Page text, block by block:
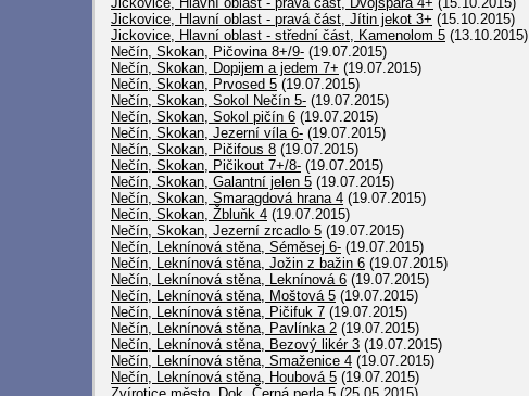
Jickovice, Hlavní oblast - pravá část, Jítin jekot 3+ (15.10.2015)
Jickovice, Hlavní oblast - střední část, Kamenolom 5 (13.10.2015)
Nečín, Skokan, Pičovina 8+/9- (19.07.2015)
Nečín, Skokan, Dopijem a jedem 7+ (19.07.2015)
Nečín, Skokan, Prvosed 5 (19.07.2015)
Nečín, Skokan, Sokol Nečín 5- (19.07.2015)
Nečín, Skokan, Sokol pičín 6 (19.07.2015)
Nečín, Skokan, Jezerní víla 6- (19.07.2015)
Nečín, Skokan, Pičifous 8 (19.07.2015)
Nečín, Skokan, Pičikout 7+/8- (19.07.2015)
Nečín, Skokan, Galantní jelen 5 (19.07.2015)
Nečín, Skokan, Smaragdová hrana 4 (19.07.2015)
Nečín, Skokan, Žbluňk 4 (19.07.2015)
Nečín, Skokan, Jezerní zrcadlo 5 (19.07.2015)
Nečín, Leknínová stěna, Séměsej 6- (19.07.2015)
Nečín, Leknínová stěna, Jožin z bažin 6 (19.07.2015)
Nečín, Leknínová stěna, Leknínová 6 (19.07.2015)
Nečín, Leknínová stěna, Moštová 5 (19.07.2015)
Nečín, Leknínová stěna, Pičifuk 7 (19.07.2015)
Nečín, Leknínová stěna, Pavlínka 2 (19.07.2015)
Nečín, Leknínová stěna, Bezový likér 3 (19.07.2015)
Nečín, Leknínová stěna, Smaženice 4 (19.07.2015)
Nečín, Leknínová stěna, Houbová 5 (19.07.2015)